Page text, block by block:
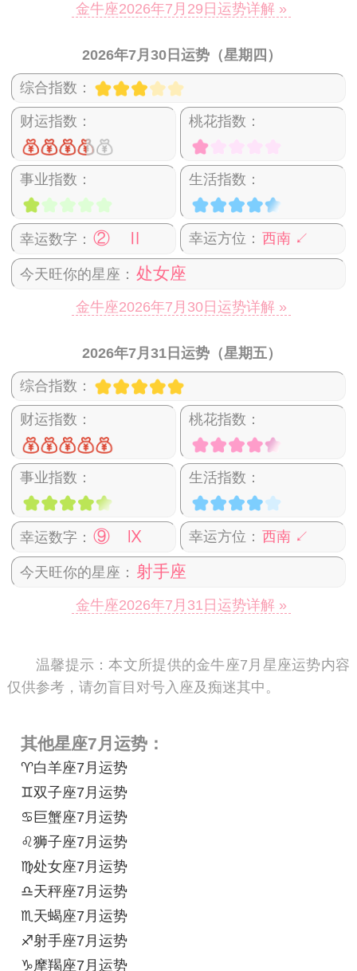
金牛座2026年7月29日运势详解 »
2026年7月30日运势（星期四）
综合指数：
财运指数： 桃花指数：
事业指数： 生活指数：
幸运数字： ② Ⅱ 幸运方位： 西南 ↙
今天旺你的星座： 处女座
金牛座2026年7月30日运势详解 »
2026年7月31日运势（星期五）
综合指数：
财运指数： 桃花指数：
事业指数： 生活指数：
幸运数字： ⑨ Ⅸ 幸运方位： 西南 ↙
今天旺你的星座： 射手座
金牛座2026年7月31日运势详解 »
温馨提示：本文所提供的金牛座7月星座运势内容
仅供参考，请勿盲目对号入座及痴迷其中。
其他星座7月运势：
♈白羊座7月运势
♊双子座7月运势
♋巨蟹座7月运势
♌狮子座7月运势
♍处女座7月运势
♎天秤座7月运势
♏天蝎座7月运势
♐射手座7月运势
♑摩羯座7月运势